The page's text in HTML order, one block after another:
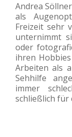
Andrea
als
Freizeit sehr
unternimmt
oder
ihren
Arbeiten als
Sehhilfe
immer
schließlich für